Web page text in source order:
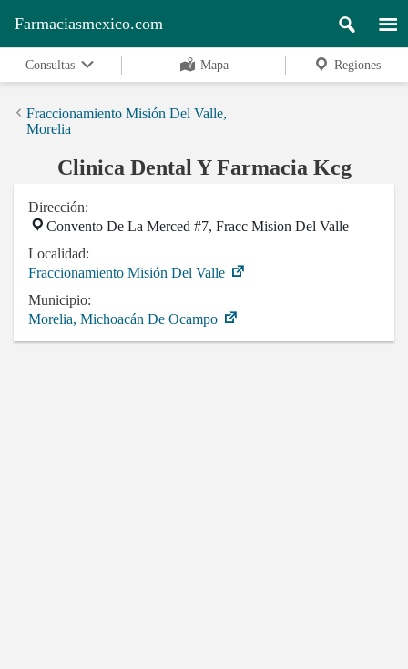
Farmaciasmexico.com
Consultas Mapa Regiones
Fraccionamiento Misión Del Valle,
Morelia
Clinica Dental Y Farmacia Kcg
Dirección:
Convento De La Merced #7, Fracc Mision Del Valle
Localidad:
Fraccionamiento Misión Del Valle
Municipio:
Morelia, Michoacán De Ocampo